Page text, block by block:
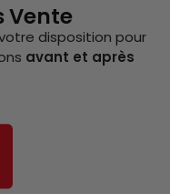
Vente
disposition pour
avant et après